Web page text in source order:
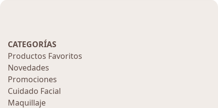
CATEGORÍAS
Productos Favoritos
Novedades
Promociones
Cuidado Facial
Maquillaje